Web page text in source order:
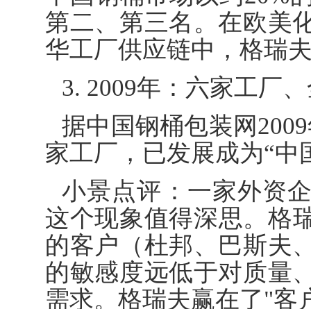
第二、第三名。在欧美
华工厂供应链中，格瑞
3. 2009年：六家工厂
据中国钢桶包装网
家工厂，已发展成为“
小景点评：一家外资
这个现象值得深思。
的客户（杜邦、巴斯夫
的敏感度远低于对质量
需求。格瑞夫赢在了"客